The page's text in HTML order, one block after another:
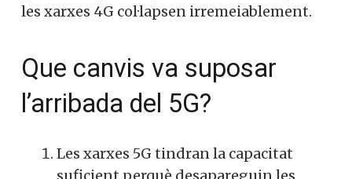
les xarxes 4G col·lapsen irremeiablement.
Que canvis va suposar
l’arribada del 5G?
Les xarxes 5G tindran la capacitat